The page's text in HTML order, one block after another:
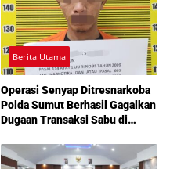
Berita Utama
Operasi Senyap Ditresnarkoba
Polda Sumut Berhasil Gagalkan
Dugaan Transaksi Sabu di